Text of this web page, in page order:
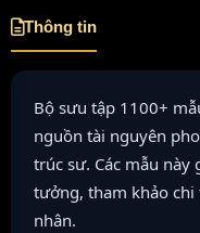
Thông tin
Bộ sưu tập 1100+
nguồn tài nguyên
trúc sư. Các mẫu
tưởng, tham khảo chi
nhân.